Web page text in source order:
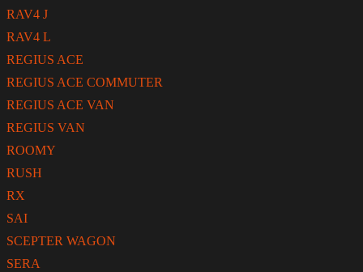
RAV4 J
RAV4 L
REGIUS ACE
REGIUS ACE COMMUTER
REGIUS ACE VAN
REGIUS VAN
ROOMY
RUSH
RX
SAI
SCEPTER WAGON
SERA